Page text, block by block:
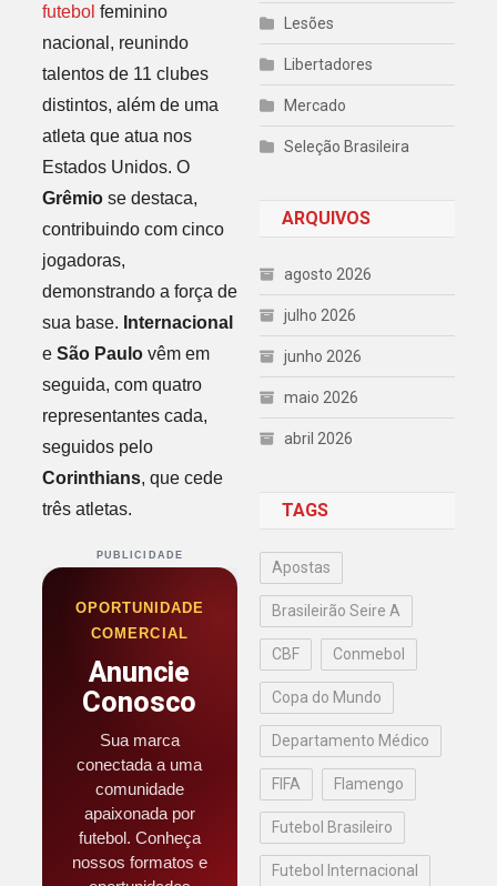
futebol feminino
nacional, reunindo
talentos de 11 clubes
distintos, além de uma
atleta que atua nos
Estados Unidos. O
Grêmiose destaca,
contribuindo com cinco
jogadoras,
demonstrando a força de
sua base. Internacional
e São Paulovêm em
seguida, com quatro
representantes cada,
seguidos pelo
Corinthians, que cede
três atletas.
PUBLICIDADE
OPORTUNIDADE
COMERCIAL
Anuncie
Conosco
Sua marca
conectada a uma
comunidade
apaixonada por
futebol. Conheça
nossos formatos e
Lesões
Libertadores
Mercado
Seleção Brasileira
ARQUIVOS
agosto 2026
julho 2026
junho 2026
maio 2026
abril 2026
TAGS
Apostas
Brasileirão Seire A
CBF Conmebol
Copa do Mundo
Departamento Médico
FIFA Flamengo
Futebol Brasileiro
Futebol Internacional